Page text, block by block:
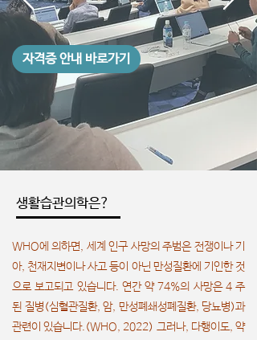
자격증 안내 바로가기
생활습관의학은?
WHO에 의하면, 세계 인구 사망의 주범은 전쟁이나 기
아, 천재지변이나 사고 등이 아닌 만성질환에 기인한 것
으로 보고되고 있습니다. 연간 약 74%의 사망은 4 주
된 질병(심혈관질환, 암, 만성폐쇄성폐질환, 당뇨병)과
관련이 있습니다.(WHO, 2022) 그러나, 다행이도, 약